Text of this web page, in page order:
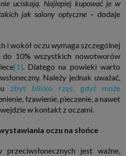
na jej podstawie);
dostępu do Twoich danych osobowych, ich
ograniczenia przetwarzania, prawo do
Danych Osobowych.Pod tym adresem
dotyczące przetwarzania danych i
uciskają. Najlepiej kupować je w
jak salony optyczne – dodaje
i wokół oczu wymaga szczególnej
do 10% wszystkich nowotworów
[1]. Dlatego na powieki warto
Należy jednak uważać,
zbyt blisko rzęs, gdyż może
łzawienie, pieczenie, a nawet
w kontakt z oczami.
oczu na słońce
przeciwsłonecznych jest ważne,